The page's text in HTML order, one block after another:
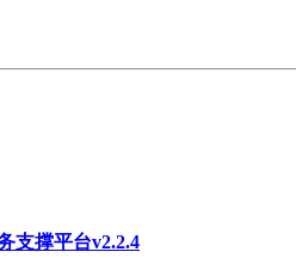
支撑平台v2.2.4